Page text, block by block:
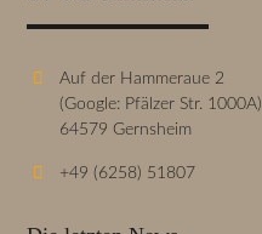
Auf der Hammeraue 2
(Google: Pfälzer Str. 1000A)
64579 Gernsheim
+49 (6258) 51807